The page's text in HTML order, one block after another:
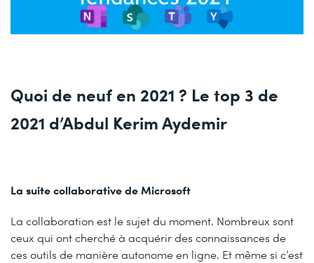
Quoi de neuf en 2021 ? Le top 3 de
2021 d’Abdul Kerim Aydemir
La suite collaborative de Microsoft
La collaboration est le sujet du moment. Nombreux sont
ceux qui ont cherché à acquérir des connaissances de
ces outils de manière autonome en ligne. Et même si c’est